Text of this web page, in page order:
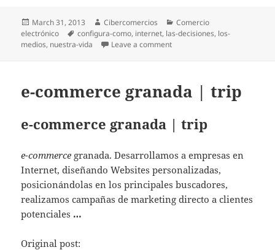
Posted
on
March 31, 2013 Author
Cibercomercios Categories
Comercio
electrónico
Tags
configura-como, internet, las-decisiones, los-
medios, nuestra-vida Leave a comment
e-commerce granada | trip
e-commerce granada | trip
e-commerce granada. Desarrollamos a empresas en
Internet, diseñando Websites personalizadas,
posicionándolas en los principales buscadores,
realizamos campañas de marketing directo a clientes
potenciales …
Original post: